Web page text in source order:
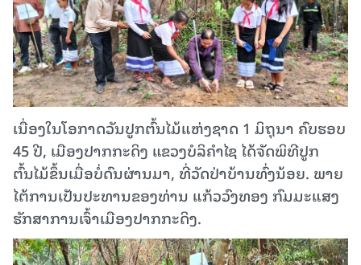
ເນື່ອງໃນໂອກາດວັນປູກຕົ້ນໄມ້ແຫ່ງຊາດ 1 ມິຖຸນາ ຄົບຮອບ
45 ປີ, ເມືອງປາກກະດິງ ແຂວງບໍລິຄຳໄຊ ໄດ້ຈັດພິທີປູກ
ຕົ້ນໄມ້ຂຶ້ນເມື່ອບໍ່ດົນຜ່ານມາ, ທີ່ວັດປ່າບ້ານທົ່ງນ້ອຍ. ພາຍ
ໄຕ້ການເປັນປະທານຂອງທ່ານ ແກ້ວວົງທອງ ກົມມະແສງ
ຮັກສາການເຈົ້າເມືອງປາກກະດິງ.